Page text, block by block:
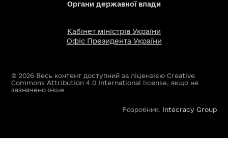
Органи державної влади
Кабінет міністрів України
Офіс Президента України
© 2026 Весь контент доступний за ліцензією Creative
Commons Attribution 4.0 International license, якщо не
зазначено інше
Розробник: Intecracy Group